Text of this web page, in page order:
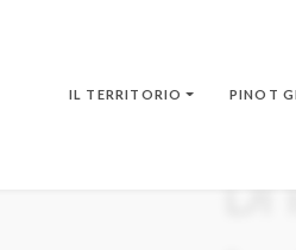
IL TERRITORIO PINOT